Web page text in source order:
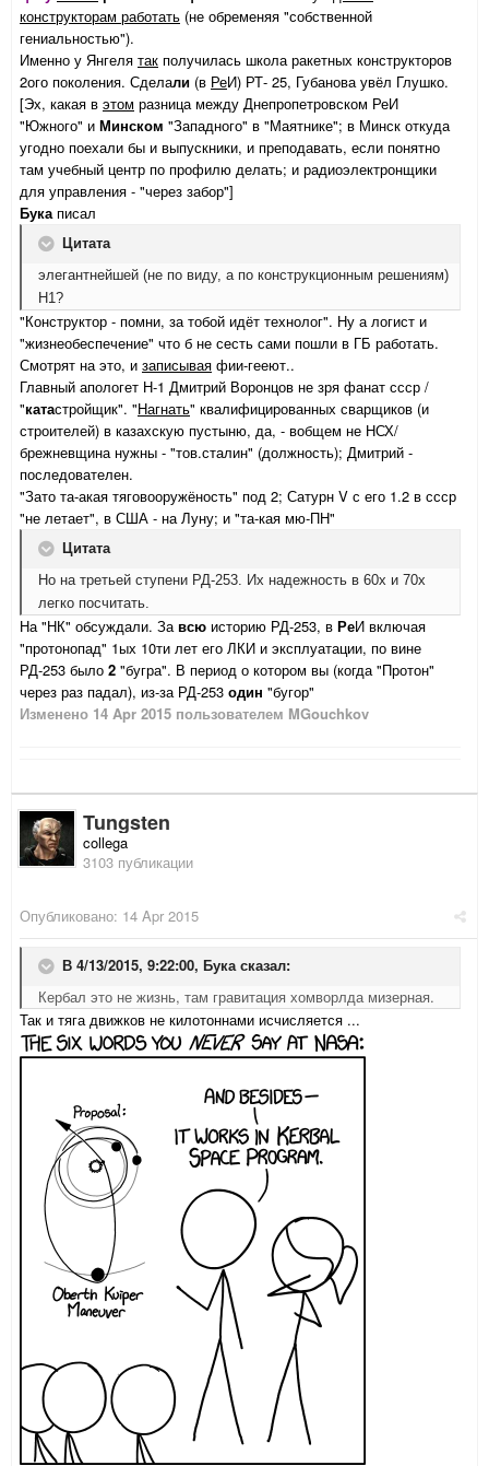
конструкторам работать (не обременяя "собственной
гениальностью").
Именно у Янгеля так получилась школа ракетных конструкторов
2ого поколения. Сделали (в РеИ) РТ- 25, Губанова увёл Глушко.
[Эх, какая в этом разница между Днепропетровском РеИ
"Южного" и Минском "Западного" в "Маятнике"; в Минск откуда
угодно поехали бы и выпускники, и преподавать, если понятно
там учебный центр по профилю делать; и радиоэлектронщики
для управления - "через забор"]
Букаписал
Цитата
элегантнейшей (не по виду, а по конструкционным решениям)
Н1?
"Конструктор - помни, за тобой идёт технолог". Ну а логист и
"жизнеобеспечение" что б не сесть сами пошли в ГБ работать.
Смотрят на это, и записывая фии-гееют..
Главный апологет Н-1 Дмитрий Воронцов не зря фанат ссср /
"катастройщик". "Нагнать" квалифицированных сварщиков (и
строителей) в казахскую пустыню, да, - вобщем не НСХ/
брежневщина нужны - "тов.сталин" (должность); Дмитрий -
последователен.
"Зато та-акая тяговооружёность" под 2; Сатурн V с его 1.2 в ссср
"не летает", в США - на Луну; и "та-кая мю-ПН"
Цитата
Но на третьей ступени РД-253. Их надежность в 60х и 70х
легко посчитать.
На "НК" обсуждали. Завсю историю РД-253, в РеИ включая
"протонопад" 1ых 10ти лет его ЛКИ и эксплуатации, по вине
РД-253 было 2 "бугра". В период о котором вы (когда "Протон"
через раз падал), из-за РД-253 один "бугор"
Изменено 14 Apr 2015 пользователем MGouchkov
Tungsten
collega
3103 публикации
Опубликовано: 14 Apr 2015
В 4/13/2015, 9:22:00, Бука сказал:
Кербал это не жизнь, там гравитация хомворлда мизерная.
Так и тяга движков не килотоннами исчисляется ...